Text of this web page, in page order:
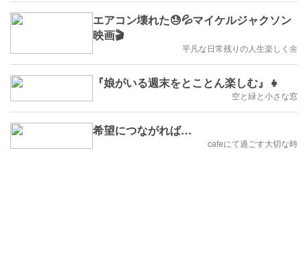
エアコン壊れた😓💦マイケルジャクソン
映画🎬
平凡な日常残りの人生楽しく🌼
『娘がいる週末をとことん楽しむ』👧
空と緑と小さな窓
希望につながれば…
cafeにて過ごす大切な時